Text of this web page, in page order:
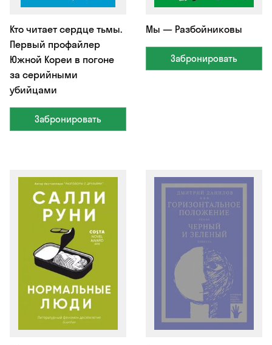
Кто читает сердце тьмы.
Первый профайлер
Южной Кореи в погоне
за серийными
убийцами
Забронировать
Мы — Разбойниковы
Забронировать